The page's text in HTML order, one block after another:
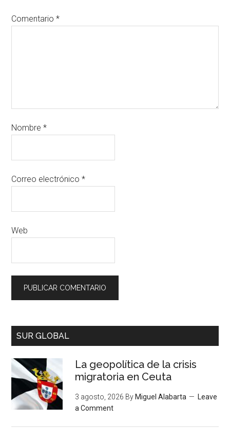
Comentario*
Nombre*
Correo electrónico*
Web
SUR GLOBAL
La geopolítica de la crisis
migratoria en Ceuta
3 agosto, 2026 By Miguel Alabarta
Leave
a Comment